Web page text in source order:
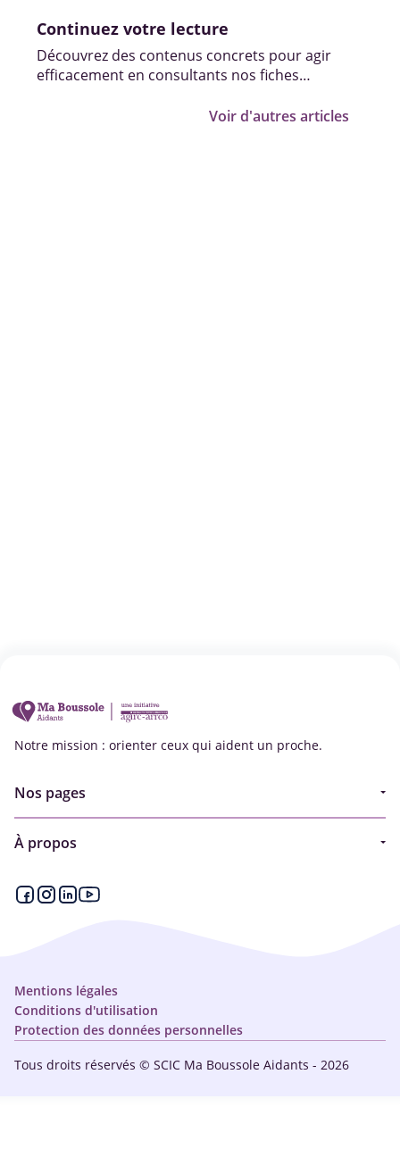
Continuez votre lecture
Découvrez des contenus concrets pour agir
efficacement en consultants nos fiches
Voir d'autres articles
Notre mission : orienter ceux qui aident un proche.
Nos pages
Aides financières et congés
À propos
Qui sommes-nous ?
Tous droits réservés © SCIC Ma Boussole Aidants - 2026
Mentions légales
Conditions d'utilisation
Protection des données personnelles